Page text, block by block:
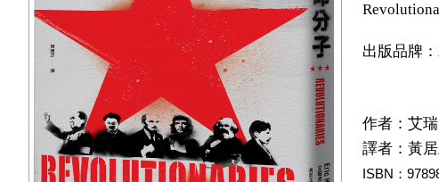
出版品牌
作者： 艾
譯者： 黃
ISBN：